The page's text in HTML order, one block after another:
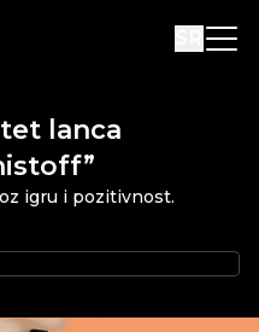
lanca
igru ​​i pozitivnost.